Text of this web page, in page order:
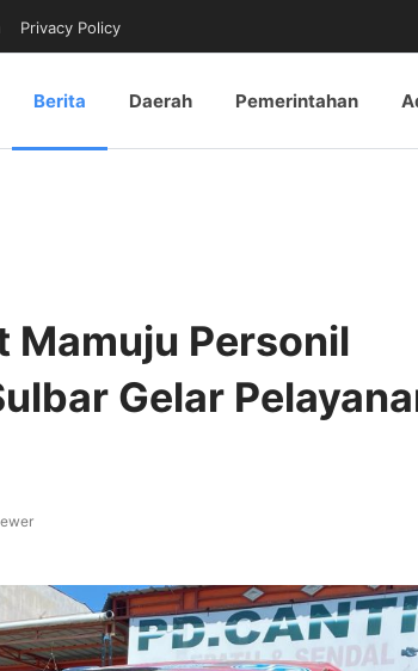
Privacy Policy
Berita Daerah Pemerintahan
Mamuju Personil
Gelar